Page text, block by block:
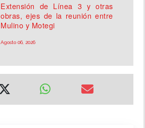
Extensión de Línea 3 y otras
obras, ejes de la reunión entre
Mulino y Motegi
Agosto 06, 2026